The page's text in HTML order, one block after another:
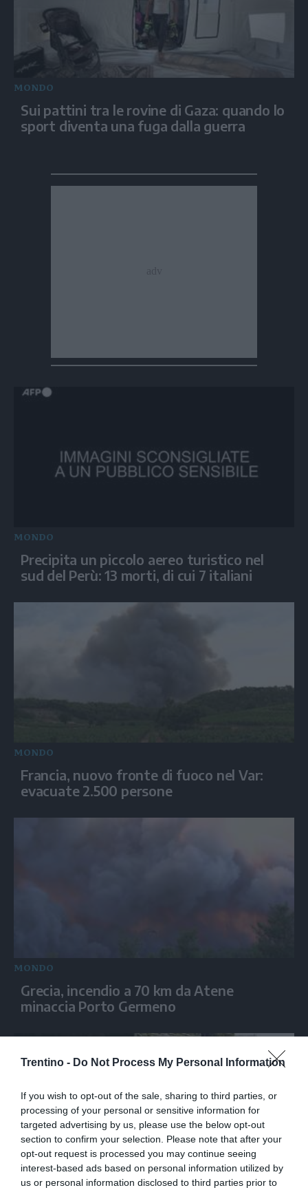
Trentino - Do Not Process My Personal Information
If you wish to opt-out of the sale, sharing to third parties, or
processing of your personal or sensitive information for
targeted advertising by us, please use the below opt-out
section to confirm your selection. Please note that after your
opt-out request is processed you may continue seeing
interest-based ads based on personal information utilized by
us or personal information disclosed to third parties prior to
MONDO
Sui pattini tra le rovine di Gaza: quando lo
sport diventa una fuga dalla guerra
MONDO
Precipita un piccolo aereo turistico nel
sud del Perù: 13 morti, di cui 7 italiani
MONDO
Francia, nuovo fronte di fuoco nel Var:
evacuate 2.500 persone
MONDO
Grecia, incendio a 70 km da Atene
minaccia Porto Germeno
MONDO